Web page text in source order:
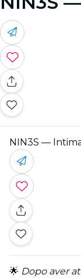
NIN3S —
🌟 Dopo aver